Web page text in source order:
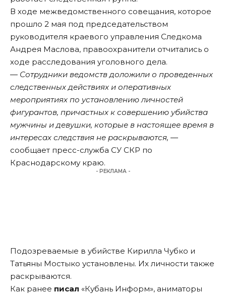
В ходе межведомственного совещания, которое
прошло 2 мая под председательством
руководителя краевого управления Следкома
Андрея Маслова, правоохранители отчитались о
ходе расследования уголовного дела.
― Сотрудники ведомств доложили о проведенных
следственных действиях и оперативных
мероприятиях по установлению личностей
фигурантов, причастных к совершению убийства
мужчины и девушки, которые в настоящее время в
интересах следствия не раскрываются, ―
сообщает пресс-служба СУ СКР по
Краснодарскому краю.
- РЕКЛАМА -
Подозреваемые в убийстве Кирилла Чубко и
Татьяны Мостыко установлены. Их личности также
раскрываются.
Как ранее писал «Кубань Информ», аниматоры